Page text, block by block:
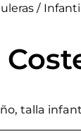
/
talla